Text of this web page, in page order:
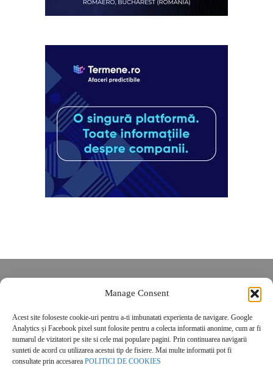
Manage Consent
Acest site foloseste cookie-uri pentru a-ti imbunatati experienta de navigare. Google
Analytics și Facebook pixel sunt folosite pentru a colecta informatii anonime, cum ar fi
numarul de vizitatori pe site si cele mai populare pagini. Prin continuarea navigarii
sunteti de acord cu utilizarea acestui tip de fisiere. Mai multe informatii pot fi
consultate prin accesarea POLITICI DE COOKIES
POLITICĂ DE CONFIDENȚIALITATE
Politica de cookies